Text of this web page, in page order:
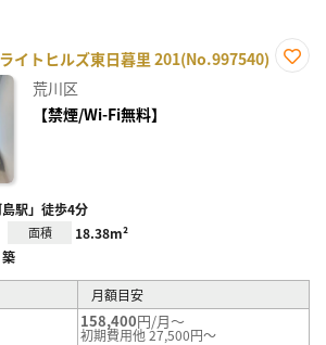
イトヒルズ東日暮里 201(No.997540)
荒川区
【禁煙/Wi-Fi無料】
駅」徒歩4分
面積 18.38m²
月額目安
158,400円/月～
初期費用他 27,500円～